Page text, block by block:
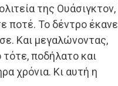
της Ουάσιγκτον,
ποτέ. Το δέντρο έκανε
Και μεγαλώνοντας,
ποδήλατο και
χρόνια. Κι αυτή η